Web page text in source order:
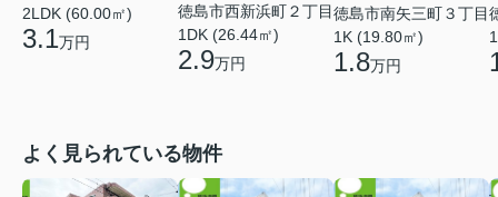
2LDK (60.00㎡)
3.1万円
徳島市西新浜町２丁目
1DK (26.44㎡)
2.9万円
徳島市南矢三町３丁目
1K (19.80㎡)
1.8万円
よく見られている物件